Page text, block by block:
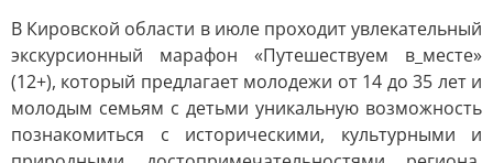
В Кировской области в июле проходит увлекательный
экскурсионный марафон «Путешествуем в_месте»
(12+), который предлагает молодежи от 14 до 35 лет и
молодым семьям с детьми уникальную возможность
познакомиться с историческими, культурными и